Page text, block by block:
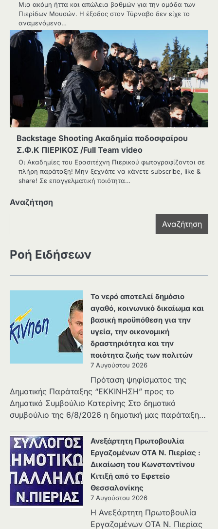
Μια ακόμη ήττα και απώλεια βαθμών για την ομάδα των
Πιερίδων Μουσών. Η έξοδος στον Τύρναβο δεν είχε το
αναμενόμενο…
Βackstage Shooting Aκαδημία ποδοσφαίρου
Σ.Φ.Κ ΠΙΕΡΙΚΟΣ /Full Team video
Oι Ακαδημίες του Ερασιτέχνη Πιερικού φωτογραφίζονται σε
πλήρη παράταξη! Μην ξεχνάτε να κάνετε subscribe, like &
share! Σε επαγγελματική ποιότητα…
Αναζήτηση
Αναζήτηση
Ροή Ειδήσεων
Το νερό αποτελεί δημόσιο
αγαθό, κοινωνικό δικαίωμα και
βασική προϋπόθεση για την
υγεία, την οικονομική
δραστηριότητα και την
ποιότητα ζωής των πολιτών
7 Αυγούστου 2026
Πρόταση ψηφίσματος της
Δημοτικής Παράταξης “ΕΚΚΙΝΗΣΗ” προς το
Δημοτικό Συμβούλιο Κατερίνης Στο δημοτικό
συμβούλιο της 6/8/2026 η δημοτική μας παράταξη…
Ανεξάρτητη Πρωτοβουλία
Εργαζομένων ΟΤΑ Ν. Πιερίας :
Δικαίωση του Κωνσταντίνου
Κιτιξή από το Εφετείο
Θεσσαλονίκης
7 Αυγούστου 2026
Η Ανεξάρτητη Πρωτοβουλία
Εργαζομένων ΟΤΑ Ν. Πιερίας